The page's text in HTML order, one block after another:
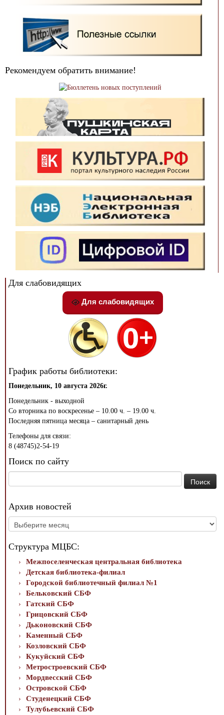
Рекомендуем обратить внимание!
Для слабовидящих
Для слабовидящих
График работы библиотеки:
Понедельник, 10 августа 2026г.
Понедельник - выходной
Со вторника по воскресенье – 10.00 ч. – 19.00 ч.
Последняя пятница месяца – санитарный день
Телефоны для связи:
8 (48745)2-54-19
Поиск по сайту
Архив новостей
Архив
новостей
Структура МЦБС:
Межпоселенческая центральная библиотека
Детская библиотека-филиал
Городской библиотечный филиал №1
Бельковский СБФ
Гатский СБФ
Грицовский СБФ
Дьконовский СБФ
Каменный СБФ
Козловский СБФ
Кукуйский СБФ
Метростроевский СБФ
Мордвесский СБФ
Островской СБФ
Студенецкий СБФ
Тулубьевский СБФ